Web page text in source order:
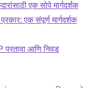
एक सोपे मार्गदर्शक
एक संपूर्ण मार्गदर्शक
आणि निवड